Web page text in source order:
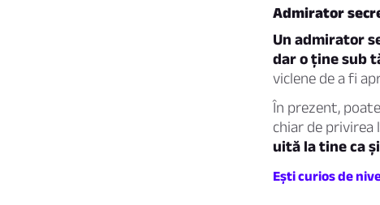
Admirator
Un admirator
dar o ține sub
viclene de a fi
În prezent,
chiar de privirea
uită la tine ca
Ești curios de